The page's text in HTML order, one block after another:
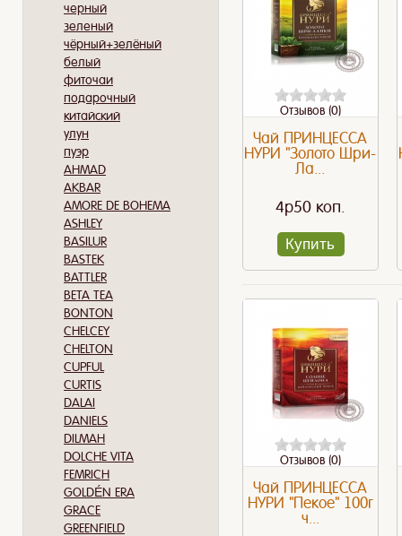
черный
зеленый
чёрный+зелёный
белый
фиточаи
подарочный
китайский
улун
пуэр
AHMAD
AKBAR
AMORE DE BOHEMA
ASHLEY
BASILUR
BASTEK
BATTLER
BETA TEA
BONTON
CHELCEY
CHELTON
CUPFUL
CURTIS
DALAI
DANIELS
DILMAH
DOLCHE VITA
FEMRICH
GOLDÉN ERA
GRACE
GREENFIELD
Отзывов (0)
Чай ПРИНЦЕССА
НУРИ "Золото Шри-
Ла...
4p50 коп.
Купить
Отзывов (0)
Чай ПРИНЦЕССА
НУРИ "Пекое" 100г
ч...